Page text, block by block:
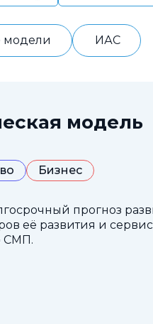
модели ИАС
модель
Бизнес
прогноз
её развития и
СМП.